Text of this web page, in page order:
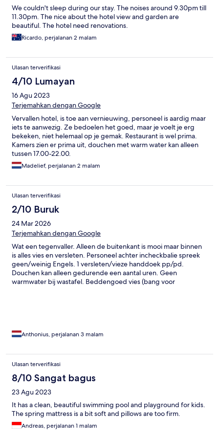
We couldn't sleep during our stay. The noises around 9.30pm till
11.30pm. The nice about the hotel view and garden are
beautiful. The hotel need renovations.
Ricardo, perjalanan 2 malam
Ulasan terverifikasi
4/10 Lumayan
16 Agu 2023
Terjemahkan dengan Google
Vervallen hotel, is toe aan vernieuwing, personeel is aardig maar
iets te aanwezig. Ze bedoelen het goed, maar je voelt je erg
bekeken, niet helemaal op je gemak. Restaurant is wel prima.
Kamers zien er prima uit, douchen met warm water kan alleen
tussen 17.00-22.00.
Madelief, perjalanan 2 malam
Ulasan terverifikasi
2/10 Buruk
24 Mar 2026
Terjemahkan dengan Google
Wat een tegenvaller. Alleen de buitenkant is mooi maar binnen
is alles vies en versleten. Personeel achter incheckbalie spreek
geen/weinig Engels. 1 versleten/vieze handdoek pp/pd.
Douchen kan alleen gedurende een aantal uren. Geen
warmwater bij wastafel. Beddengoed vies (bang voor
ene handdoek. Ontbijtbuffet wordt niet bijgevuld en voor een
niet overeen met de werkelijkheid! Kamerprijs was aan de hoge
kant maar en dat zou geen probleem zijn als de kwaliteit beter
Anthonius, perjalanan 3 malam
Ulasan terverifikasi
8/10 Sangat bagus
23 Agu 2023
It has a clean, beautiful swimming pool and playground for kids.
The spring mattress is a bit soft and pillows are too firm.
Andreas, perjalanan 1 malam